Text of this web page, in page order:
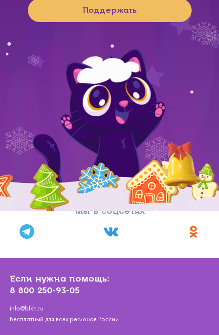
Поддержать
Мы в соцсетях
Если нужна помощь:
8 800 250-93-05
info@bfkh.ru
Бесплатный для всех регионов России